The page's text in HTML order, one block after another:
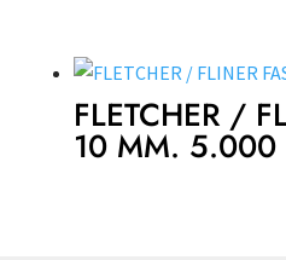
FLETCHER /
10 MM. 5.000